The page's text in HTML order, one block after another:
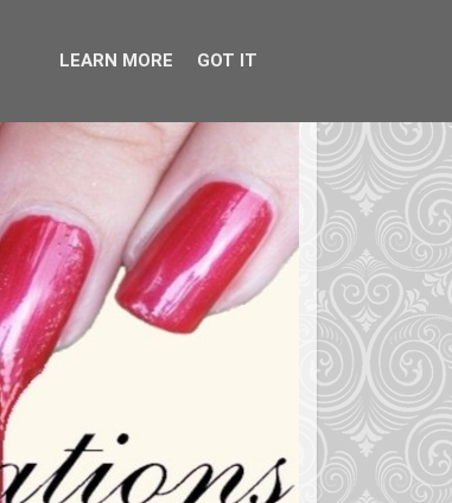
LEARN MORE GOT IT